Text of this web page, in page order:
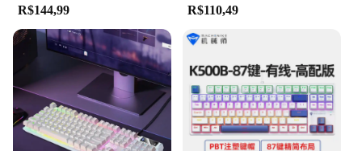
R$144,99 R$110,49